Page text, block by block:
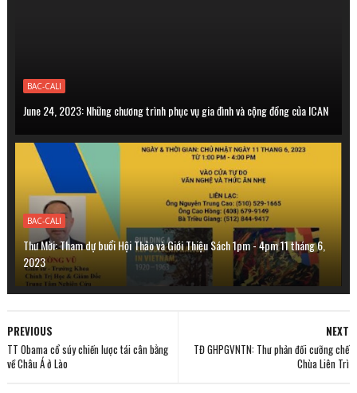
BAC-CALI
June 24, 2023: Những chương trình phục vụ gia đình và cộng đồng của ICAN
BAC-CALI
Thư Mời: Tham dự buổi Hội Thảo và Giới Thiệu Sách 1pm - 4pm 11 tháng 6,
2023
NEXT
TĐ GHPGVNTN: Thư phản đối cưỡng chế
Chùa Liên Trì
PREVIOUS
TT Obama cổ súy chiến lược tái cân bằng
về Châu Á ở Lào